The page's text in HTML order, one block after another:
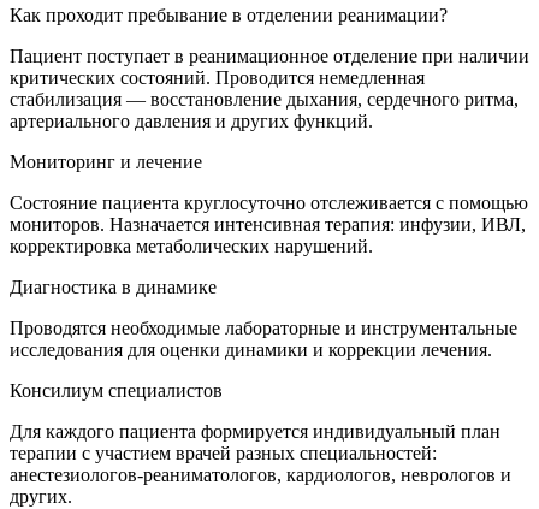
Как проходит пребывание в отделении реанимации?
Пациент поступает в реанимационное отделение при наличии
критических состояний. Проводится немедленная
стабилизация — восстановление дыхания, сердечного ритма,
артериального давления и других функций.
Мониторинг и лечение
Состояние пациента круглосуточно отслеживается с помощью
мониторов. Назначается интенсивная терапия: инфузии, ИВЛ,
корректировка метаболических нарушений.
Диагностика в динамике
Проводятся необходимые лабораторные и инструментальные
исследования для оценки динамики и коррекции лечения.
Консилиум специалистов
Для каждого пациента формируется индивидуальный план
терапии с участием врачей разных специальностей:
анестезиологов-реаниматологов, кардиологов, неврологов и
других.